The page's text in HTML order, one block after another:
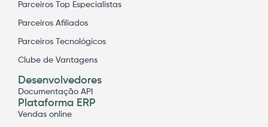
Parceiros Top Especialistas
Parceiros Afiliados
Parceiros Tecnológicos
Clube de Vantagens
Desenvolvedores
Documentação API
Plataforma ERP
Vendas online